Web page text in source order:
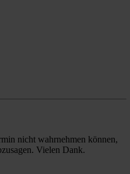
nicht wahrnehmen können,
Vielen Dank.